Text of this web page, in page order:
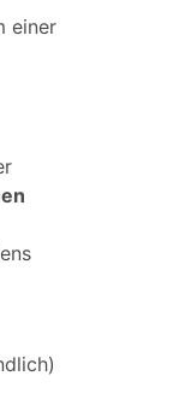
einer